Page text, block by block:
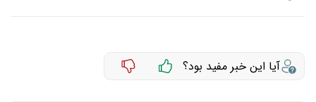
آیا این خبر مفید بود؟